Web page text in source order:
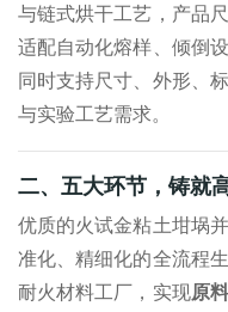
与链式烘干工艺，产品
适配自动化熔样、倾倒
同时支持尺寸、外形、
与实验工艺需求。
二、五大环节，铸就
优质的火试金粘土坩埚
准化、精细化的全流程
耐火材料工厂，实现原